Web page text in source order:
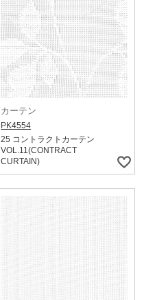
カーテン
PK4554
25 コントラクトカーテン
VOL.11(CONTRACT
CURTAIN)